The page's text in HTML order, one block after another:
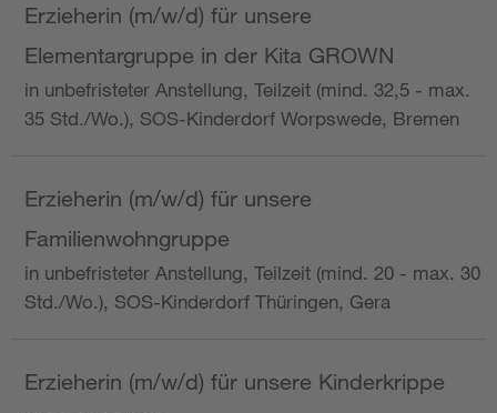
Erzieherin (m/w/d) für unsere
Elementargruppe in der Kita GROWN
in unbefristeter Anstellung, Teilzeit (mind. 32,5 - max.
35 Std./Wo.), SOS-Kinderdorf Worpswede, Bremen
Erzieherin (m/w/d) für unsere
Familienwohngruppe
in unbefristeter Anstellung, Teilzeit (mind. 20 - max. 30
Std./Wo.), SOS-Kinderdorf Thüringen, Gera
Erzieherin (m/w/d) für unsere Kinderkrippe